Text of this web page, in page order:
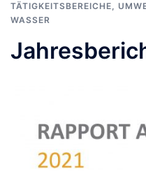
TÄTIGKEITSBEREICHE,
WASSER